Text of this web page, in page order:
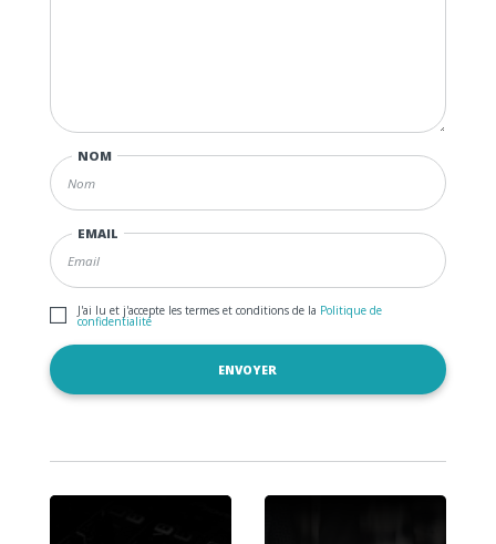
NOM
EMAIL
J'ai lu et j'accepte les termes et conditions de la Politique de
confidentialité